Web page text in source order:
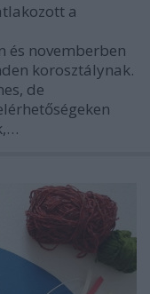
a
és novemberben
korosztálynak.
de